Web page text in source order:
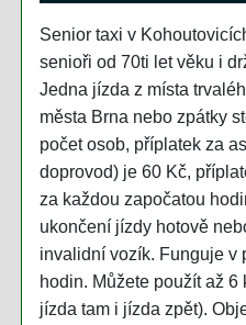
Senior taxi v
senioři od 70ti let věku i
Jedna jízda z místa
města Brna nebo zpátky
počet osob, příplatek za
doprovod) je 60 Kč,
za každou započatou
ukončení jízdy hotově
invalidní vozík. Funguje v
hodin. Můžete použít až 6
jízda tam i jízda zpět).